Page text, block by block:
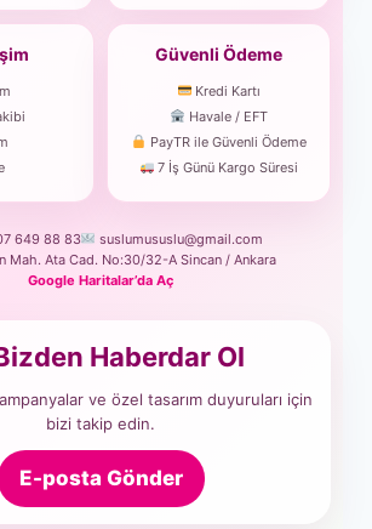
Güvenli Ödeme
Kredi Kartı
Havale / EFT
PayTR ile Güvenli Ödeme
7 İş Günü Kargo Süresi
649 88 83
suslumususlu@gmail.com
Mah. Ata Cad. No:30/32-A Sincan / Ankara
Google Haritalar’da Aç
Haberdar Ol
ve özel tasarım duyuruları için
bizi takip edin.
E-posta Gönder